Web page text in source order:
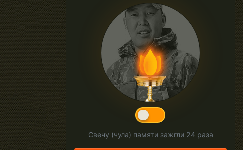
Свечу (чула) памяти зажгли 24 раза